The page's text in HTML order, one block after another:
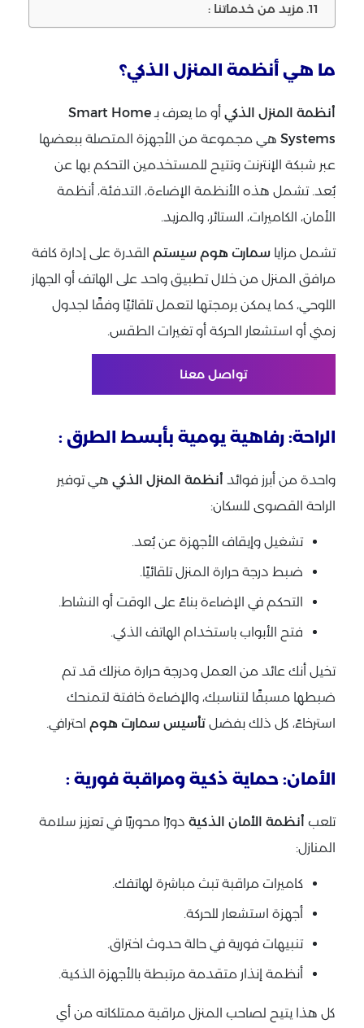
مزيد من خدماتنا :
ما هي أنظمة المنزل الذكي؟
أنظمة المنزل الذكي أو ما يعرف بـSmart Home
Systems هي مجموعة من الأجهزة المتصلة ببعضها
عبر شبكة الإنترنت وتتيح للمستخدمين التحكم بها عن
بُعد. تشمل هذه الأنظمة الإضاءة، التدفئة، أنظمة
الأمان، الكاميرات، الستائر، والمزيد.
تشمل مزايا سمارت هوم سيستم القدرة على إدارة كافة
مرافق المنزل من خلال تطبيق واحد على الهاتف أو الجهاز
اللوحي، كما يمكن برمجتها لتعمل تلقائيًا وفقًا لجدول
زمني أو استشعار الحركة أو تغيرات الطقس.
تواصل معنا
الراحة: رفاهية يومية بأبسط الطرق :
واحدة من أبرز فوائد أنظمة المنزل الذكي هي توفير
الراحة القصوى للسكان:
تشغيل وإيقاف الأجهزة عن بُعد.
ضبط درجة حرارة المنزل تلقائيًا.
التحكم في الإضاءة بناءً على الوقت أو النشاط.
فتح الأبواب باستخدام الهاتف الذكي.
تخيل أنك عائد من العمل ودرجة حرارة منزلك قد تم
ضبطها مسبقًا لتناسبك، والإضاءة خافتة لتمنحك
استرخاءً، كل ذلك بفضل تأسيس سمارت هوم احترافي.
الأمان: حماية ذكية ومراقبة فورية :
تلعب أنظمة الأمان الذكية دورًا محوريًا في تعزيز سلامة
المنازل:
كاميرات مراقبة تبث مباشرة لهاتفك.
أجهزة استشعار للحركة.
تنبيهات فورية في حالة حدوث اختراق.
أنظمة إنذار متقدمة مرتبطة بالأجهزة الذكية.
كل هذا يتيح لصاحب المنزل مراقبة ممتلكاته من أي